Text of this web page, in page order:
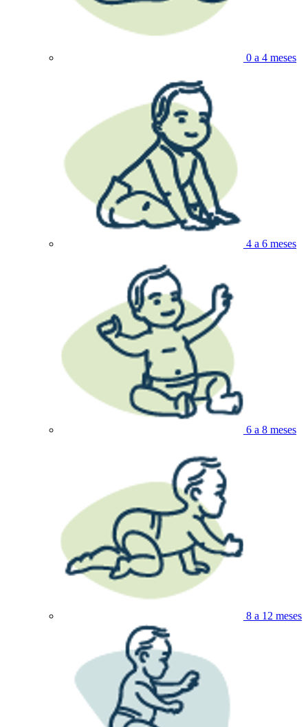
0 a 4 meses
4 a 6 meses
6 a 8 meses
8 a 12 meses